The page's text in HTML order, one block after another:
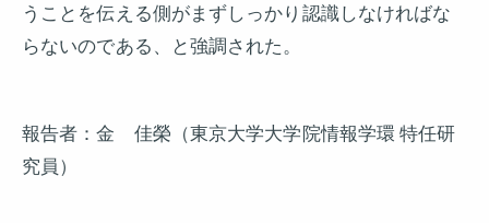
うことを伝える側がまずしっかり認識しなければな
らないのである、と強調された。
報告者：金 佳榮（東京大学大学院情報学環 特任研
究員）